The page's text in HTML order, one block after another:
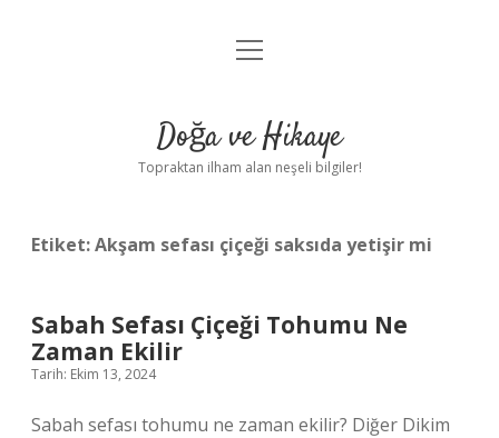
Anasayfa
Yasal Uyarı
menüyü
Doğa ve Hikaye
Topraktan ilham alan neşeli bilgiler!
Etiket:Akşam sefası çiçeği saksıda yetişir mi
Sabah Sefası Çiçeği Tohumu Ne
Zaman Ekilir
Tarih: Ekim 13, 2024
Sabah sefası tohumu ne zaman ekilir? Diğer Dikim